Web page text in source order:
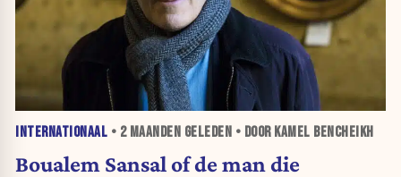
INTERNATIONAAL • 2 MAANDEN GELEDEN • DOOR KAMEL BENCHEIKH
Boualem Sansal of de man die